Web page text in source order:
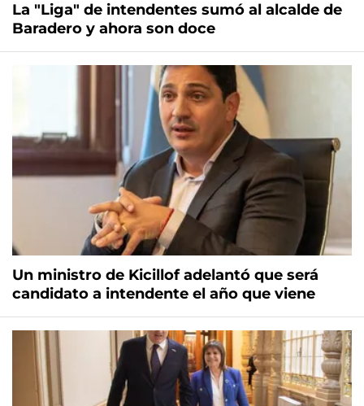
La "Liga" de intendentes sumó al alcalde de
Baradero y ahora son doce
Un ministro de Kicillof adelantó que será
candidato a intendente el año que viene